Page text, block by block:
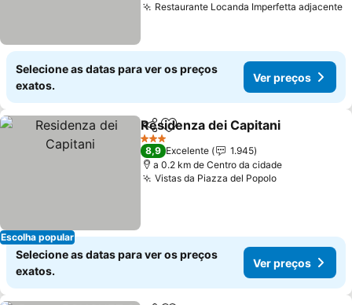
Restaurante Locanda Imperfetta adjacente
Selecione as datas para ver os preços
exatos.
Ver preços
Escolha popular
PartilharAdicionar aos favoritos
Residenza dei Capitani
3 Estrelas
8,9 Excelente
1.945
a 0.2 km de Centro da cidade
Vistas da Piazza del PopoloVer preços
Selecione as datas para ver os preços
exatos.
Ver preços